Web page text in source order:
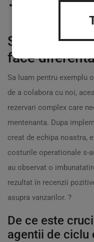
Optimizare a
si ai acces la cele
Scenarii in
face
Sa luam pentru exemplu
de a colabora cu noi,
rezervari complex care
mentenanta. Dupa
creat de echipa noastra,
costurile operationale s-
au observat o
rezultat în recenzii
asupra vanzarilor. ?
De ce este
agentii de ciclu